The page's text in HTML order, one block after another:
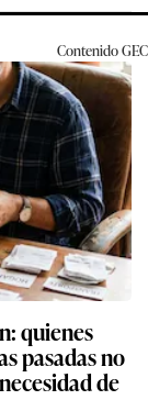
ContenidoGEC
quienes
pasadas no
de